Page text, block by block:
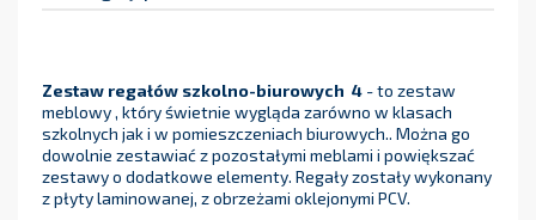
Zestaw regałów szkolno-biurowych 4 - to zestaw
meblowy , który świetnie wygląda zarówno w klasach
szkolnych jak i w pomieszczeniach biurowych.. Można go
dowolnie zestawiać z pozostałymi meblami i powiększać
zestawy o dodatkowe elementy. Regały zostały wykonany
z płyty laminowanej, z obrzeżami oklejonymi PCV.